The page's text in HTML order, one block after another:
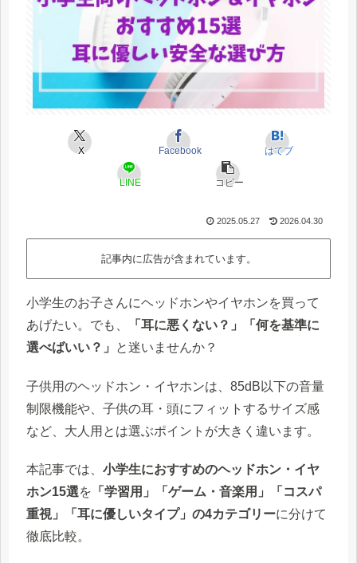
X Facebook はてブ
LINE コピー
2025.05.27 2026.04.30
記事内に広告が含まれています。
小学生のお子さんにヘッドホンやイヤホンを買って
あげたい。でも、
「耳に悪くない？」「何を基準に
選べばいい？」
と迷いませんか？
子供用のヘッドホン・イヤホンは、85dB以下の音量
制限機能や、子供の耳・頭にフィットするサイズ感
など、大人用とは選ぶポイントが大きく違います。
本記事では、 小学生におすすめのヘッドホン・イヤ
ホン15選を 「学習用」「ゲーム・音楽用」「コスパ
重視」「耳に優しいタイプ」の4カテゴリーに分けて
徹底比較。